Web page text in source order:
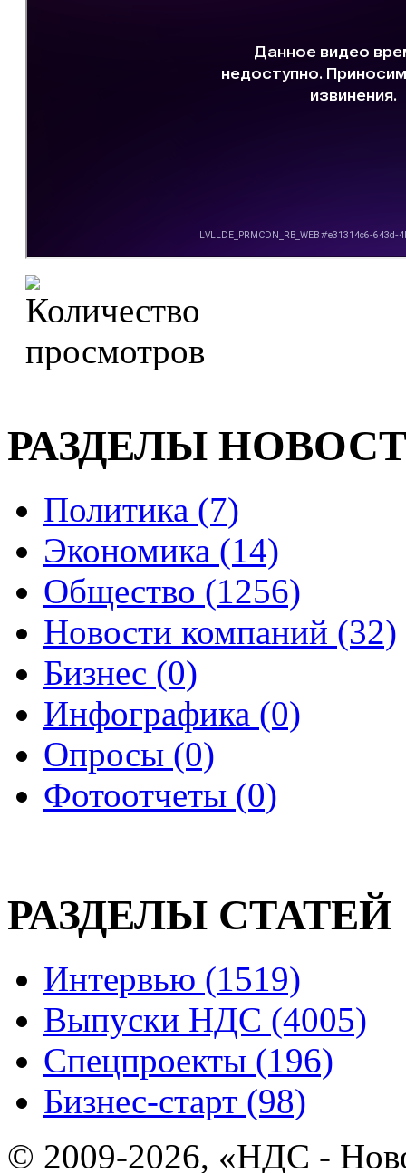
РАЗДЕЛЫ
Политика (7)
Экономика (14)
Общество (1256)
Новости компаний (32)
Бизнес (0)
Инфографика (0)
Опросы (0)
Фотоотчеты (0)
РАЗДЕЛЫ СТАТЕЙ
Интервью (1519)
Выпуски НДС (4005)
Спецпроекты (196)
Бизнес-старт (98)
© 2009-2026, «НДС -